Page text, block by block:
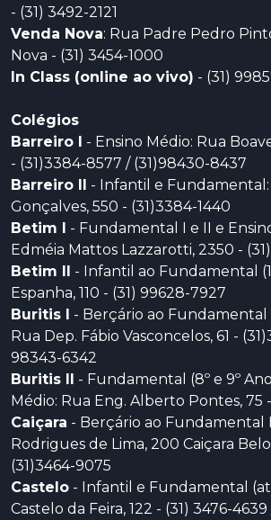
- (31) 3492-2121
Venda Nova: Rua Padre Pedro
Nova - (31) 3454-1000
In Class (online ao vivo) - (31)
Colégios
Barreiro I - Ensino Médio: Rua
- (31)3384-8577 / (31)98430-8437
Barreiro II - Infantil e Fundamental:
Gonçalves, 550 - (31)3384-1440
Betim I - Fundamental I e II e
Edméia Mattos Lazzarotti, 2350 -
Betim II - Infantil ao Fundamental
Espanha, 110 - (31) 99628-7927
Buritis I - Berçário ao Fundamental
Rua Dep. Fábio Vasconcelos, 61 -
98343-6342
Buritis II - Fundamental (8º e 9º
Médio: Rua Eng. Alberto Pontes, 75
Caiçara - Berçário ao Fundamental
Rodrigues de Lima, 200 Caiçara
(31)3464-9075
Castelo - Infantil e Fundamental
Castelo da Feira, 122 - (31) 3476-